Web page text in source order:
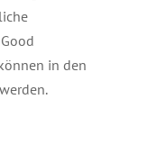
in den